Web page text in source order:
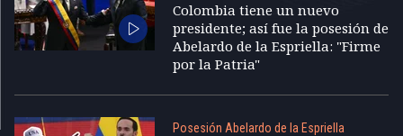
Colombia tiene un nuevo
presidente; así fue la posesión de
Abelardo de la Espriella: "Firme
por la Patria"
Posesión Abelardo de la Espriella